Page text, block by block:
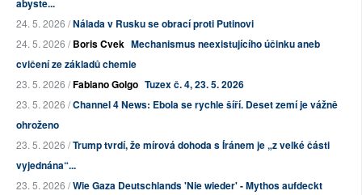
abyste...
24. 5. 2026 /Nálada v Rusku se obrací proti Putinovi
24. 5. 2026 /Boris Cvek Mechanismus neexistujícího účinku aneb
cvičení ze základů chemie
23. 5. 2026 /Fabiano Golgo Tuzex č. 4, 23. 5. 2026
23. 5. 2026 /Channel 4 News: Ebola se rychle šíří. Deset zemí je vážně
ohroženo
23. 5. 2026 /Trump tvrdí, že mírová dohoda s Íránem je „z velké části
vyjednána“...
23. 5. 2026 /Wie Gaza Deutschlands 'Nie wieder' - Mythos aufdeckt